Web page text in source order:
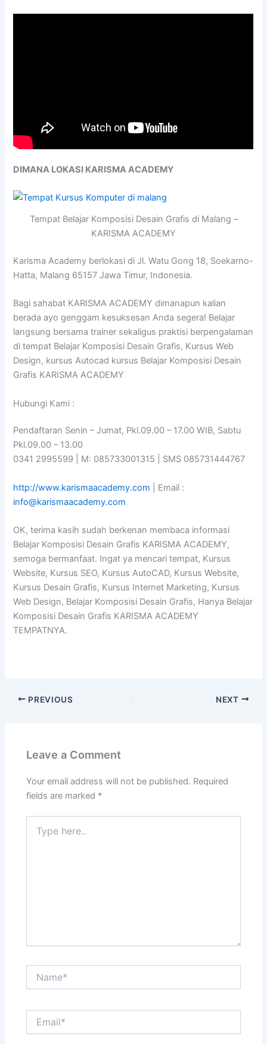
DIMANA LOKASI KARISMA ACADEMY
Tempat Belajar Komposisi Desain Grafis di Malang –
KARISMA ACADEMY
Karisma Academy berlokasi di Jl. Watu Gong 18, Soekarno-
Hatta, Malang 65157 Jawa Timur, Indonesia.
Bagi sahabat KARISMA ACADEMY dimanapun kalian
berada ayo genggam kesuksesan Anda segera! Belajar
langsung bersama trainer sekaligus praktisi berpengalaman
di tempat Belajar Komposisi Desain Grafis, Kursus Web
Design, kursus Autocad kursus Belajar Komposisi Desain
Grafis KARISMA ACADEMY
Hubungi Kami :
Pendaftaran Senin – Jumat, Pkl.09.00 – 17.00 WIB, Sabtu
Pkl.09.00 – 13.00
0341 2995599 | M: 085733001315 | SMS 085731444767
http://www.karismaacademy.com | Email :
info@karismaacademy.com
OK, terima kasih sudah berkenan membaca informasi
Belajar Komposisi Desain Grafis KARISMA ACADEMY,
semoga bermanfaat. Ingat ya mencari tempat, Kursus
Website, Kursus SEO, Kursus AutoCAD, Kursus Website,
Kursus Desain Grafis, Kursus Internet Marketing, Kursus
Web Design, Belajar Komposisi Desain Grafis, Hanya Belajar
Komposisi Desain Grafis KARISMA ACADEMY
TEMPATNYA.
PREVIOUS NEXT
Leave a Comment
Your email address will not be published. Required
fields are marked *
here..